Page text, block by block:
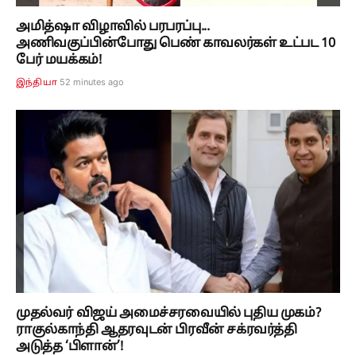
அமித்ஷா விழாவில் பரபரப்பு...
அணிவகுப்பின்போது பெண் காவலர்கள் உட்பட 10
பேர் மயக்கம்!
இந்தியா 52 minutes ago
முதல்வர் விஜய் அமைச்சரவையில் புதிய முகம்?
ராகுல்காந்தி ஆதரவுடன் பிரவீன் சக்ரவர்த்தி
அடுத்த ‘பிளான்’!